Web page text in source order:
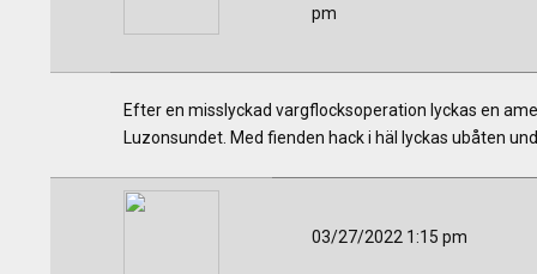
pm
Efter en misslyckad vargflocksoperation lyckas en
Luzonsundet. Med fienden hack i häl lyckas ubåten
03/27/2022 1:15 pm